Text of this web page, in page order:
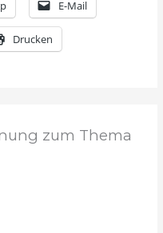
E-Mail
Drucken
zum Thema